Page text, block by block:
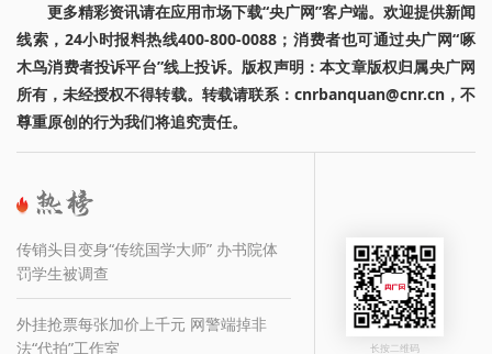
更多精彩资讯请在应用市场下载“央广网”客户端。欢迎提供新闻
线索，24小时报料热线400-800-0088；消费者也可通过央广网“啄
木鸟消费者投诉平台”线上投诉。版权声明：本文章版权归属央广网
所有，未经授权不得转载。转载请联系：cnrbanquan@cnr.cn，不
尊重原创的行为我们将追究责任。
传销头目变身“传统国学大师” 办书院体
罚学生被调查
外挂抢票每张加价上千元 网警端掉非
法“代拍”工作室
长按二维码